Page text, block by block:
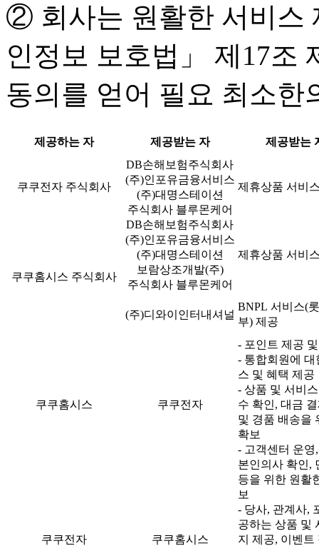
② 회사는 원활한 서비스
인정보 보호법」 제17조
동의를 얻어 필요 최소한
제공하는 자 제공받는 자 제공받는
쿠쿠전자 주식회사
DB손해보험주식회사
제휴상품 서비
(주)인포유금융서비스
(주)대명스테이션
주식회사 블루몬케어
쿠쿠홈시스 주식회사
DB손해보험주식회사
제휴상품 서비
(주)인포유금융서비스
(주)대명스테이션
보람상조개발(주)
주식회사 블루몬케어
(주)디와이인터내셔널
BNPL 서비스(
부) 제공
쿠쿠홈시스 쿠쿠전자
- 포인트 제공
- 통합회원에
스 및 혜택 제공
- 상품 및 서비
수 확인, 대금
및 경품 배송을
확보
- 고객센터 운영
본인의사 확인,
등을 위한 원활
보
- 당사, 관계사,
공하는 상품 및
지 제공, 이벤트
쿠쿠전자 쿠쿠홈시스